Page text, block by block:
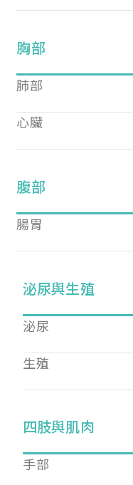
胸部
肺部
心臟
腹部
腸胃
泌尿與生殖
泌尿
生殖
四肢與肌肉
手部
您已成
您好，您的會員申
會審核通過後即通